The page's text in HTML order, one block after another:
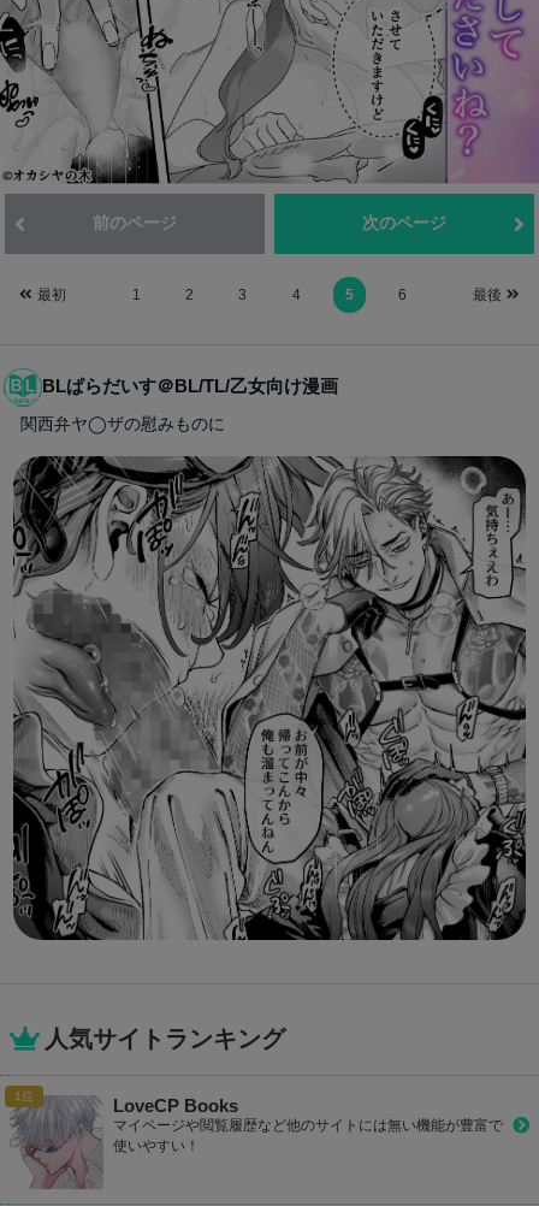
前のページ 次のページ
最初 1 2 3 4 5 6 最後
BLぱらだいす＠BL/TL/乙女向け漫画
関西弁ヤ◯ザの慰みものに
人気サイトランキング
LoveCP Books
マイページや閲覧履歴など他のサイトには無い機能が豊富で
使いやすい！